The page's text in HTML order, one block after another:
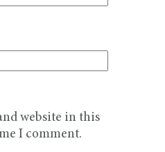
website in this
I comment.